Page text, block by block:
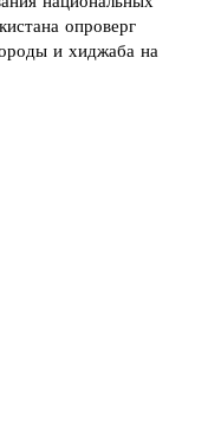
опроверг
и хиджаба на